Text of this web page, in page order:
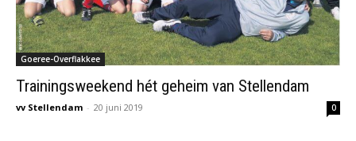
Goeree-Overflakkee
Trainingsweekend hét geheim van Stellendam
vv Stellendam - 20 juni 2019 0